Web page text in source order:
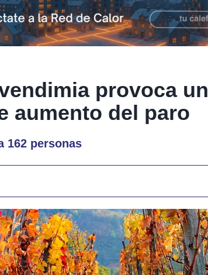
provoca
aumento del paro
162 personas